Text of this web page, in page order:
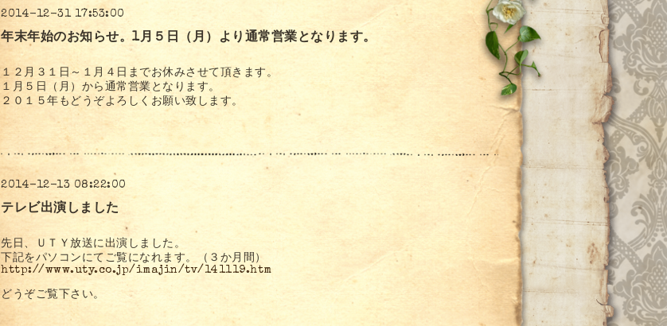
2014-12-31 17:53:00
年末年始のお知らせ。1月５日（月）より通常営業となります。
１２月３１日～１月４日までお休みさせて頂きます。
１月５日（月）から通常営業となります。
２０１５年もどうぞよろしくお願い致します。
2014-12-13 08:22:00
テレビ出演しました
先日、ＵＴＹ放送に出演しました。
下記をパソコンにてご覧になれます。（３か月間）
http://www.uty.co.jp/imajin/tv/141119.htm
どうぞご覧下さい。